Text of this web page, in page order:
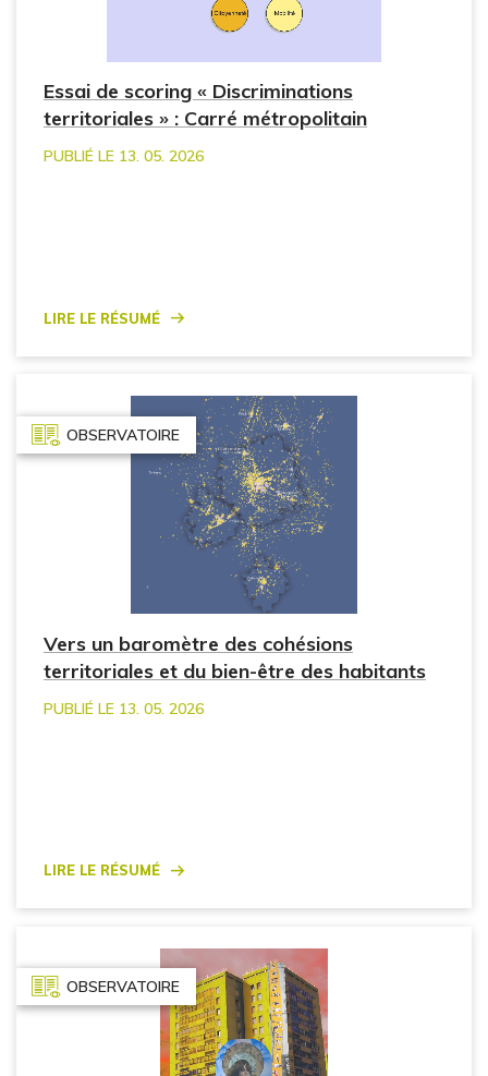
Essai de scoring « Discriminations
territoriales » : Carré métropolitain
PUBLIÉ LE 13. 05. 2026
Lire le résumé
OBSERVATOIRE
Vers un baromètre des cohésions
territoriales et du bien-être des habitants
PUBLIÉ LE 13. 05. 2026
Lire le résumé
OBSERVATOIRE